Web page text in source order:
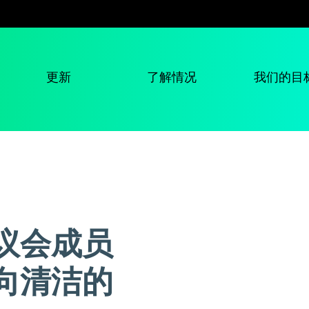
更新 了解情况 我们的目
会成员
清洁的